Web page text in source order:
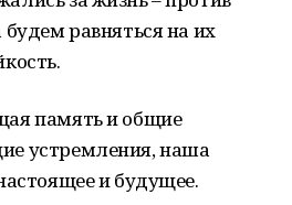
равняться на их
память и общие
устремления, наша
и будущее.